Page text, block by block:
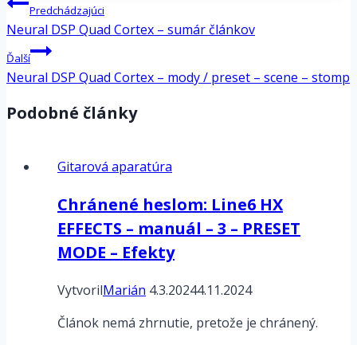
v
článku
Predchádzajúci
Neural DSP Quad Cortex – sumár článkov
Ďalší
Neural DSP Quad Cortex – mody / preset – scene – stomp
Podobné články
Gitarová aparatúra
Chránené heslom: Line6 HX
EFFECTS – manuál – 3 – PRESET
MODE – Efekty
VytvorilMarián 4.3.20244.11.2024
Článok nemá zhrnutie, pretože je chránený.